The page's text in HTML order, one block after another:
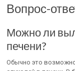
Вопрос-
Можно ли
печени?
Обычно это